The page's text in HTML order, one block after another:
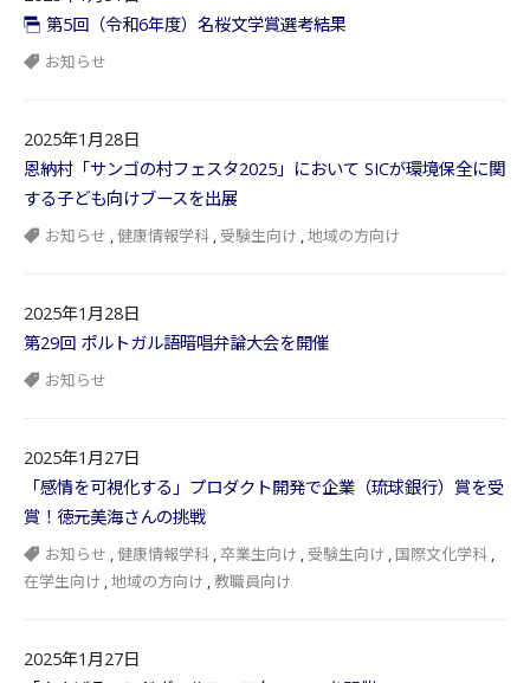
第5回（令和6年度）名桜文学賞選考結果
お知らせ
2025年1月28日
恩納村「サンゴの村フェスタ2025」において SICが環境保全に関
する子ども向けブースを出展
お知らせ ,健康情報学科 , 受験生向け ,地域の方向け
2025年1月28日
第29回 ポルトガル語暗唱弁論大会を開催
お知らせ
2025年1月27日
「感情を可視化する」プロダクト開発で企業（琉球銀行）賞を受
賞！徳元美海さんの挑戦
お知らせ ,健康情報学科 ,卒業生向け , 受験生向け , 国際文化学科 ,
在学生向け ,地域の方向け , 教職員向け
2025年1月27日